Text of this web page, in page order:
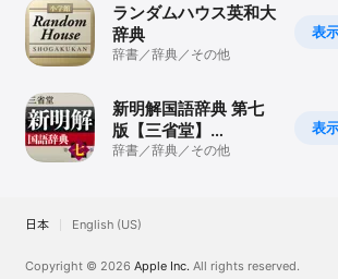
表
ランダムハウス英和大
辞典
辞書／辞典／その他
表
新明解国語辞典 第七
版【三省堂】
(ONESWING)
辞書／辞典／その他
日本 English (US)
Copyright © 2026 Apple Inc. All rights reserved.